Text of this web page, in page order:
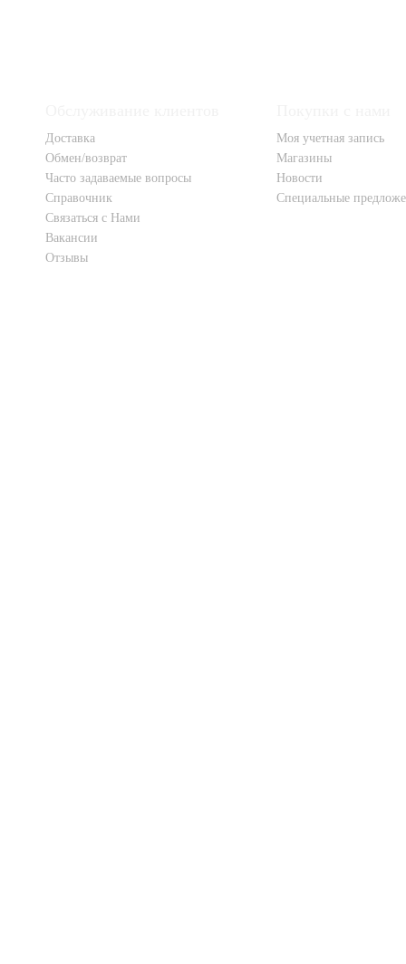
Доставка
Обмен/возврат
Часто задаваемые вопросы
Справочник
Связаться с Нами
Вакансии
Отзывы
Моя учетная запись
Магазины
Новости
Специальные